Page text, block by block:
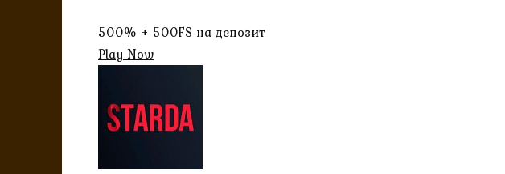
500% + 500FS на депозит
Play Now